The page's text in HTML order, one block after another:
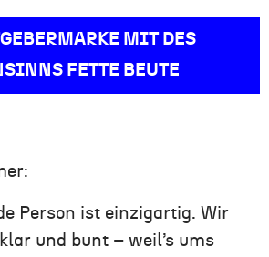
MIT DES
FETTE BEUTE
Person ist einzigartig. Wir
und bunt – weil’s ums